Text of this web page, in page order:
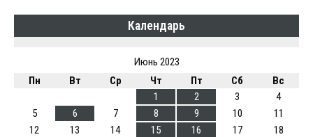
Календарь
Июнь 2023
Пн
Вт Ср Чт Пт Сб
Вс
1
2 3
4
5
6 7 8 9 10
11
12
13 14 15 16 17
18